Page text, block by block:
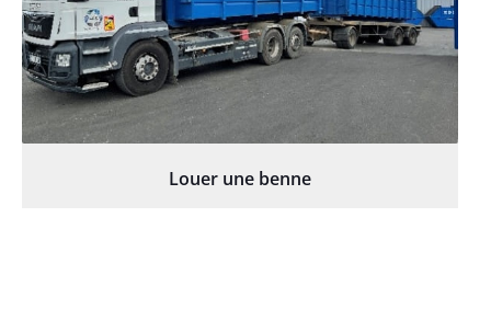
Louer une benne